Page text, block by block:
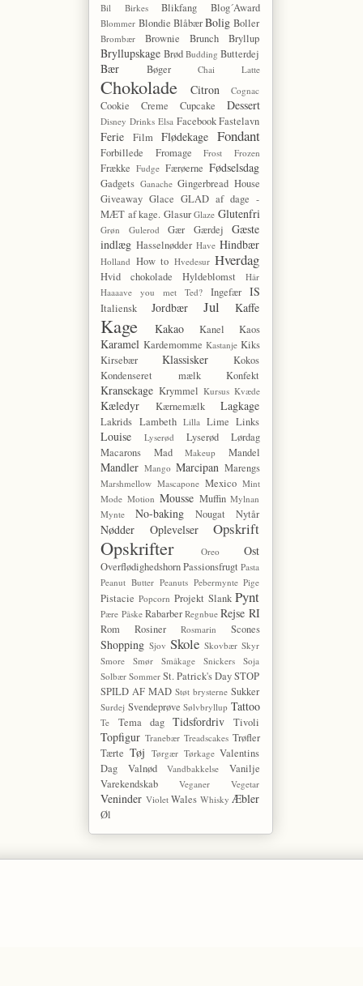
Bil
Birkes Blikfang Blog´Award
Blommer Blondie BlåbærBolig Boller
Brombær Brownie Brunch Bryllup
Bryllupskage Brød Budding Butterdej
Bær Bøger Chai Latte
Chokolade Citron Cognac
Cookie Creme Cupcake Dessert
Disney Drinks Elsa Facebook Fastelavn
Ferie Film Flødekage Fondant
Forbillede Fromage Frost Frozen
Frække Fudge Færøerne Fødselsdag
Gadgets Ganache Gingerbread House
Giveaway Glace GLAD af dage -
MÆT af kage. Glasur Glaze Glutenfri
Grøn Gulerod Gær Gærdej
Gæste
indlæg Hasselnødder Have Hindbær
Holland How to Hvedesur Hverdag
Hvid chokolade Hyldeblomst
Hår
Haaaave you met Ted?
Ingefær IS
Italiensk Jordbær Jul Kaffe
Kage Kakao Kanel Kaos
Karamel Kardemomme Kastanje Kiks
Kirsebær
Klassisker
Kokos
Kondenseret mælk
Konfekt
Kransekage Krymmel Kursus Kvæde
Kæledyr Kærnemælk Lagkage
Lakrids Lambeth Lilla Lime Links
Louise Lyserød
Lyserød Lørdag
Macarons
Mad Makeup Mandel
Mandler Mango Marcipan Marengs
Marshmellow Mascapone Mexico Mint
Mode Motion Mousse Muffin Mylnan
Mynte
No-baking Nougat Nytår
Nødder Oplevelser Opskrift
Opskrifter Oreo Ost
Overflødighedshorn Passionsfrugt Pasta
Peanut Butter Peanuts Pebermynte Pige
Pistacie Popcorn Projekt Slank Pynt
Pære Påske Rabarber Regnbue Rejse RI
Rom Rosiner Rosmarin Scones
Shopping Sjov Skole Skovbær Skyr
Smore
Smør Småkage Snickers
Soja
Solbær Sommer St. Patrick's Day STOP
SPILD AF MAD Støt brysterne Sukker
Surdej Svendeprøve Sølvbryllup Tattoo
Te Tema dag Tidsfordriv Tivoli
Topfigur Tranebær Treadscakes Trøfler
Tærte Tøj Tørgær Tørkage Valentins
Dag
Valnød Vandbakkelse
Vanilje
Varekendskab
Veganer Vegetar
Veninder Violet Wales Whisky Æbler
Øl